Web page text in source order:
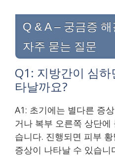
Q & A – 궁금증
자주 묻는 질문
Q1: 지방간이 심
타날까요?
A1: 초기에는 별다른 증
거나 복부 오른쪽 상단에
습니다. 진행되면 피부
증상이 나타날 수 있습니